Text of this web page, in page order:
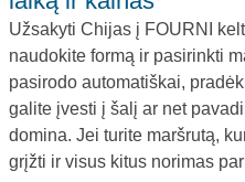
Užsakyti Chijas į FOURNI
naudokite formą ir pasirinkti
pasirodo automatiškai,
galite įvesti į šalį ar net
domina. Jei turite maršrutą,
grįžti ir visus kitus norimas